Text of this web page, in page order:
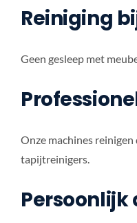
Reiniging
Geen gesleep met
Onze machines
tapijtreinigers.
Persoonlijk